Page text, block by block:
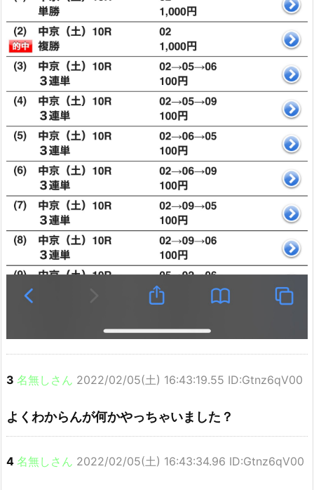
3 名無しさん 2022/02/05(土) 16:43:19.55 ID:Gtnz6qV00
よくわからんが何かやっちゃいました？
4 名無しさん 2022/02/05(土) 16:43:34.96 ID:Gtnz6qV00